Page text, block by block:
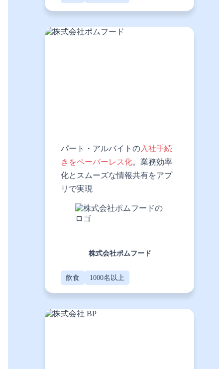
パート・アルバイトの入社手続
きをペーパーレス化。業務効率
化とスムーズな情報共有をアプ
リで実現
株式会社ポムフード
飲食 1000名以上